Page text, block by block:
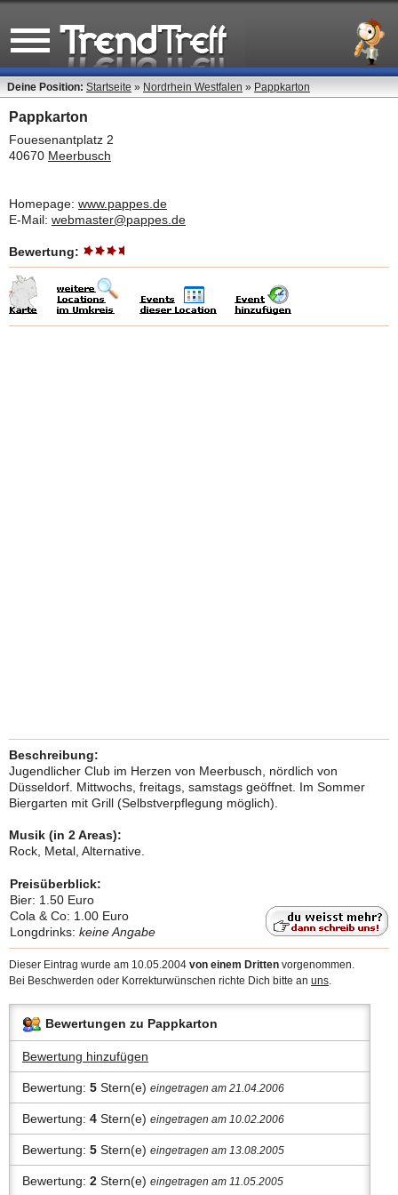
Deine Position: Startseite » Nordrhein Westfalen » Pappkarton
Pappkarton
Fouesenantplatz 2
40670 Meerbusch
Homepage: www.pappes.de
E-Mail: webmaster@pappes.de
Bewertung:
Beschreibung:
Jugendlicher Club im Herzen von Meerbusch, nördlich von
Düsseldorf. Mittwochs, freitags, samstags geöffnet. Im Sommer
Biergarten mit Grill (Selbstverpflegung möglich).
Musik (in 2 Areas):
Rock, Metal, Alternative.
Preisüberblick:
Bier: 1.50 Euro
Cola & Co: 1.00 Euro
Longdrinks: keine Angabe
Dieser Eintrag wurde am 10.05.2004 von einem Dritten vorgenommen.
Bei Beschwerden oder Korrekturwünschen richte Dich bitte an uns.
Bewertungen zu Pappkarton
Bewertung hinzufügen
Bewertung: 5 Stern(e) eingetragen am 21.04.2006
Bewertung: 4 Stern(e) eingetragen am 10.02.2006
Bewertung: 5 Stern(e) eingetragen am 13.08.2005
Bewertung: 2 Stern(e) eingetragen am 11.05.2005